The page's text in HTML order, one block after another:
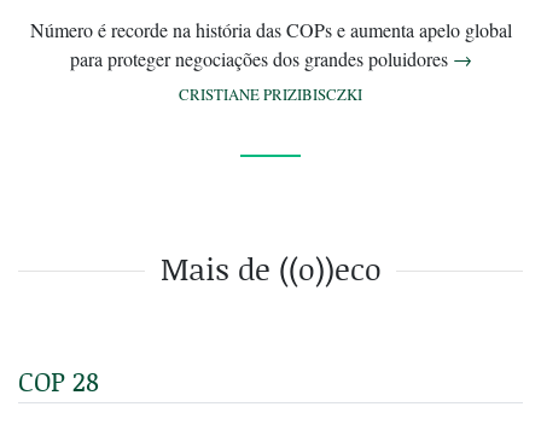
Número é recorde na história das COPs e aumenta apelo global
para proteger negociações dos grandes poluidores →
CRISTIANE PRIZIBISCZKI
Mais de ((o))eco
COP 28